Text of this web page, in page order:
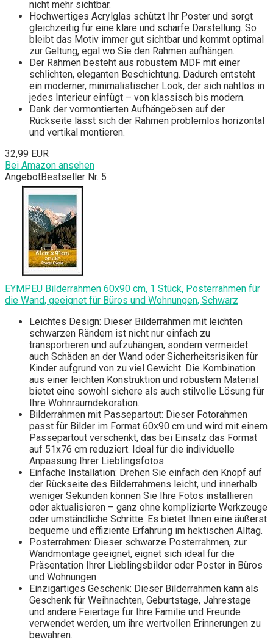
nicht mehr sichtbar.
Hochwertiges Acrylglas schützt Ihr Poster und sorgt
gleichzeitig für eine klare und scharfe Darstellung. So
bleibt das Motiv immer gut sichtbar und kommt optimal
zur Geltung, egal wo Sie den Rahmen aufhängen.
Der Rahmen besteht aus robustem MDF mit einer
schlichten, eleganten Beschichtung. Dadurch entsteht
ein moderner, minimalistischer Look, der sich nahtlos in
jedes Interieur einfügt – von klassisch bis modern.
Dank der vormontierten Aufhängeösen auf der
Rückseite lässt sich der Rahmen problemlos horizontal
und vertikal montieren.
32,99 EUR
Bei Amazon ansehen
AngebotBestseller Nr. 5
EYMPEU Bilderrahmen 60x90 cm, 1 Stück, Posterrahmen für
die Wand, geeignet für Büros und Wohnungen, Schwarz
Leichtes Design: Dieser Bilderrahmen mit leichten
schwarzen Rändern ist nicht nur einfach zu
transportieren und aufzuhängen, sondern vermeidet
auch Schäden an der Wand oder Sicherheitsrisiken für
Kinder aufgrund von zu viel Gewicht. Die Kombination
aus einer leichten Konstruktion und robustem Material
bietet eine sowohl sichere als auch stilvolle Lösung für
Ihre Wohnraumdekoration.
Bilderrahmen mit Passepartout: Dieser Fotorahmen
passt für Bilder im Format 60x90 cm und wird mit einem
Passepartout verschenkt, das bei Einsatz das Format
auf 51x76 cm reduziert. Ideal für die individuelle
Anpassung Ihrer Lieblingsfotos.
Einfache Installation: Drehen Sie einfach den Knopf auf
der Rückseite des Bilderrahmens leicht, und innerhalb
weniger Sekunden können Sie Ihre Fotos installieren
oder aktualisieren – ganz ohne komplizierte Werkzeuge
oder umständliche Schritte. Es bietet Ihnen eine äußerst
bequeme und effiziente Erfahrung im hektischen Alltag.
Posterrahmen: Dieser schwarze Posterrahmen, zur
Wandmontage geeignet, eignet sich ideal für die
Präsentation Ihrer Lieblingsbilder oder Poster in Büros
und Wohnungen.
Einzigartiges Geschenk: Dieser Bilderrahmen kann als
Geschenk für Weihnachten, Geburtstage, Jahrestage
und andere Feiertage für Ihre Familie und Freunde
verwendet werden, um ihre wertvollen Erinnerungen zu
bewahren.